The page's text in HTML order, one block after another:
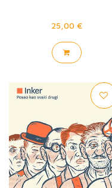
25,00 €